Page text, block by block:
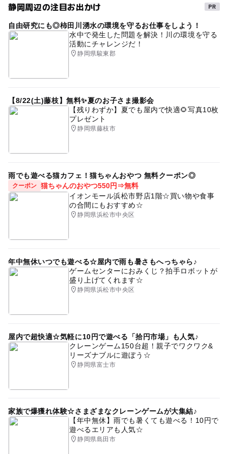
静岡周辺の注目お出かけ
自由研究にも◎柿田川湧水の環境を守るお仕事をしよう！
水中で発生した問題を解決！川の環境を守る
活動にチャレンジだ！
静岡県駿東郡
【8/22(土)藤枝】無料✨夏のお子さま撮影会
【残りわずか】夏でも屋内で快適🌻写真10枚
プレゼント
静岡県藤枝市
雨でも遊べる猫カフェ！猫ちゃんおやつ 無料クーポン◎
クーポン 猫ちゃんのおやつ550円⇒無料
イオンモール浜松市野店1階☆買い物や食事
の合間にもおすすめ☆
静岡県浜松市中央区
年中無休いつでも遊べる☆屋内で雨も暑さもへっちゃら♪
ゲームセンターにおみくじ？拍手ロボットが
盛り上げてくれます☆
静岡県浜松市中央区
屋内で超快適☆気軽に10円で遊べる「拾円市場」も人気♪
クレーンゲーム150台超！親子でワクワク&
リーズナブルに遊ぼう☆
静岡県富士市
家族で爆獲れ体験☆さまざまなクレーンゲームが大集結♪
【年中無休】雨でも暑くても遊べる！10円で
遊べるエリアも人気☆
静岡県島田市